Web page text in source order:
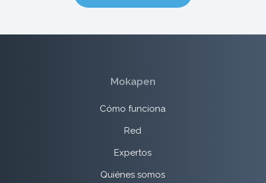
Mokapen
Cómo funciona
Red
Expertos
Quiénes somos